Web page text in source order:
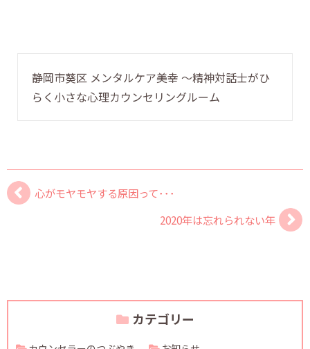
静岡市葵区 メンタルケア美幸 〜精神対話士がひ
らく小さな心理カウンセリングルーム
心がモヤモヤする原因って･･･
2020年は忘れられない年
カテゴリー